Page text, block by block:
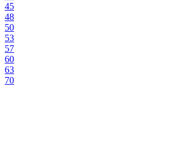
45
48
50
53
57
60
63
70